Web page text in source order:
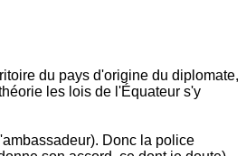
du pays d'origine du diplomate,
les lois de l'Équateur s'y
Donc la police